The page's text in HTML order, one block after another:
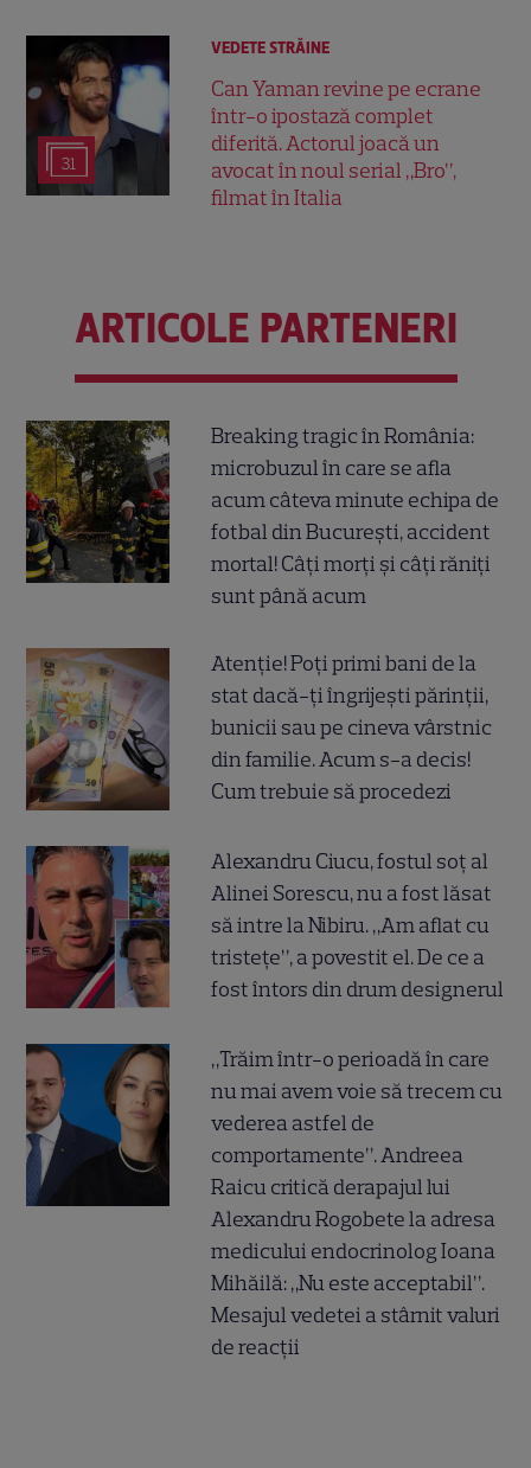
31
VEDETE STRĂINE
Can Yaman revine pe ecrane
într-o ipostază complet
diferită. Actorul joacă un
avocat în noul serial „Bro”,
filmat în Italia
ARTICOLE PARTENERI
Breaking tragic în România:
microbuzul în care se afla
acum câteva minute echipa de
fotbal din București, accident
mortal! Câți morți și câți răniți
sunt până acum
Atenție! Poți primi bani de la
stat dacă-ți îngrijești părinții,
bunicii sau pe cineva vârstnic
din familie. Acum s-a decis!
Cum trebuie să procedezi
Alexandru Ciucu, fostul soț al
Alinei Sorescu, nu a fost lăsat
să intre la Nibiru. „Am aflat cu
tristețe”, a povestit el. De ce a
fost întors din drum designerul
„Trăim într-o perioadă în care
nu mai avem voie să trecem cu
vederea astfel de
comportamente”. Andreea
Raicu critică derapajul lui
Alexandru Rogobete la adresa
medicului endocrinolog Ioana
Mihăilă: „Nu este acceptabil”.
Mesajul vedetei a stârnit valuri
de reacții